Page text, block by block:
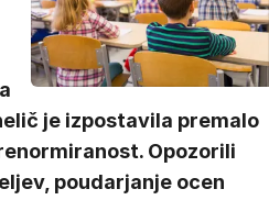
je izpostavila premalo
Opozorili
poudarjanje ocen